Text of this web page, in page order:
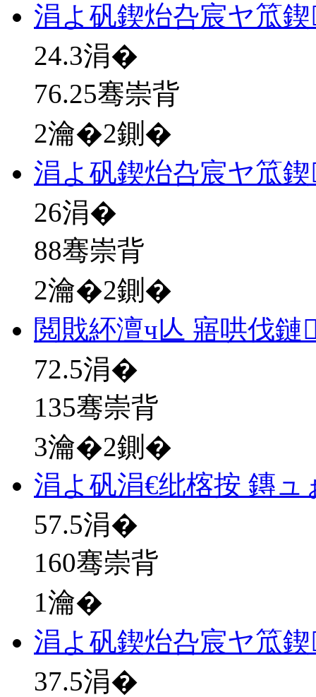
涓よ矾鍥炲叴宸ヤ笟
24.3涓�
76.25骞崇背
2瀹�2鍘�
涓よ矾鍥炲叴宸ヤ笟
26涓�
88骞崇背
2瀹�2鍘�
閲戝紑澶ч亾 寤哄伐
72.5涓�
135骞崇背
3瀹�2鍘�
涓よ矾涓€纰楁按 鏄ュ
57.5涓�
160骞崇背
1瀹�
涓よ矾鍥炲叴宸ヤ笟
37.5涓�